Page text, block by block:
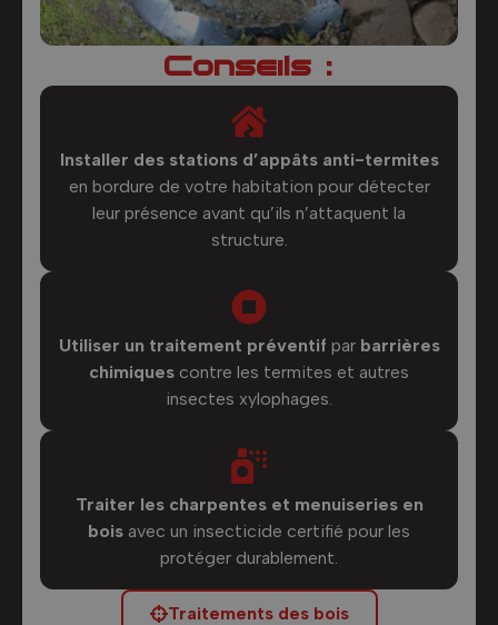
Conseils :
Installer des stations d’appâts anti-termites
en bordure de votre habitation pour détecter
leur présence avant qu’ils n’attaquent la
structure.
Utiliser un traitement préventif par barrières
chimiques contre les termites et autres
insectes xylophages.
Traiter les charpentes et menuiseries en
bois avec un insecticide certifié pour les
protéger durablement.
Traitements des bois